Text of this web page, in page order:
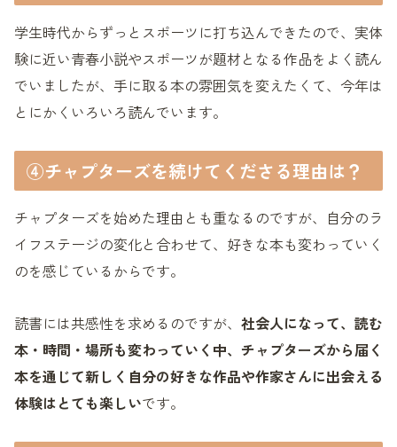
学生時代からずっとスポーツに打ち込んできたので、実体
験に近い青春小説やスポーツが題材となる作品をよく読ん
でいましたが、手に取る本の雰囲気を変えたくて、今年は
とにかくいろいろ読んでいます。
④チャプターズを続けてくださる理由は？
チャプターズを始めた理由とも重なるのですが、自分のラ
イフステージの変化と合わせて、好きな本も変わっていく
のを感じているからです。
読書には共感性を求めるのですが、 社会人になって、読む
本・ 時間・場所も変わっていく中、チャプターズから届く
本を通じて新しく自分の好きな作品や作家さんに出会える
体験はとても楽しいです。